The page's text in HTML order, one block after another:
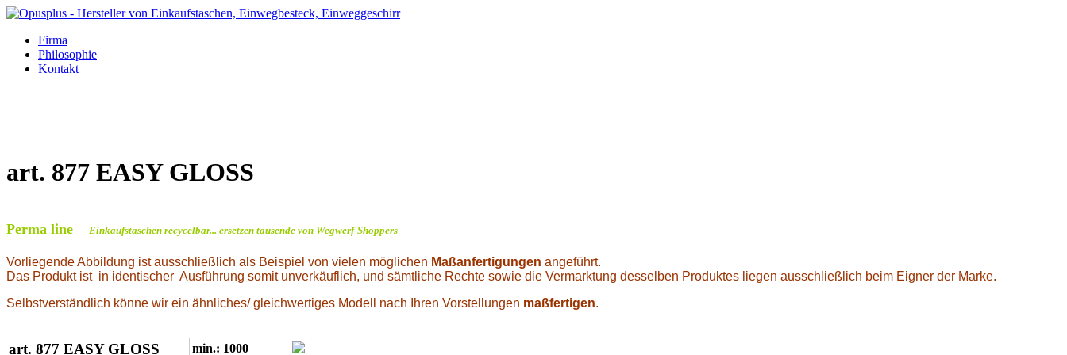
Firma
Philosophie
Kontakt
art. 877 EASY GLOSS
Perma line Einkaufstaschen recycelbar... ersetzen tausende von Wegwerf-Shoppers
Vorliegende Abbildung ist ausschließlich als Beispiel von vielen möglichen Maßanfertigungen angeführt.
Das Produkt ist in identischer Ausführung somit unverkäuflich, und sämtliche Rechte sowie die Vermarktung desselben Produktes liegen ausschließlich beim Eigner der Marke.
Selbstverständlich könne wir ein ähnliches/ gleichwertiges Modell nach Ihren Vorstellungen maßfertigen.
art. 877 EASY GLOSS min.: 1000